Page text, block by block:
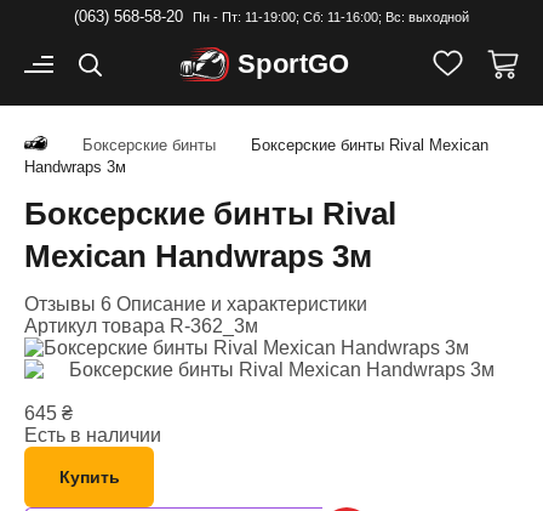
(063) 568-58-20 Пн - Пт: 11-19:00; Cб: 11-16:00; Вс: выходной
SportGO
Боксерские бинты
Боксерские бинты Rival Mexican
Handwraps 3м
Боксерские бинты Rival
Mexican Handwraps 3м
Отзывы 6 Описание и характеристики
Артикул товара R-362_3м
645 ₴
Есть в наличии
Купить